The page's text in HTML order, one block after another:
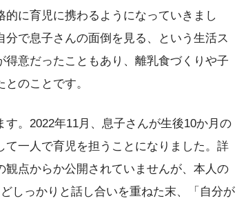
に育児に携わるようになっていきまし
で息子さんの面倒を見る、という生活ス
意だったこともあり、離乳食づくりや子
のことです。
。2022年11月、息子さんが生後10か月の
一人で育児を担うことになりました。詳
点からか公開されていませんが、本人の
しっかりと話し合いを重ねた末、「自分が